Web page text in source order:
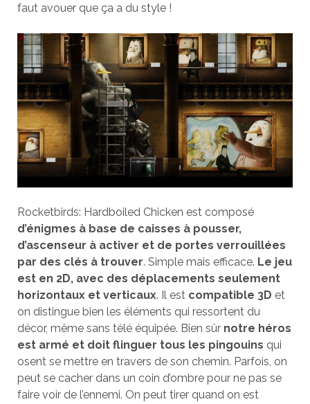
faut avouer que ça a du style !
Rocketbirds: Hardboiled Chicken est composé
d’énigmes à base de caisses à pousser,
d’ascenseur à activer et de portes verrouillées
par des clés à trouver. Simple mais efficace. Le jeu
est en 2D, avec des déplacements seulement
horizontaux et verticaux. Il est compatible 3D et
on distingue bien les éléments qui ressortent du
décor, même sans télé équipée. Bien sûr notre héros
est armé et doit flinguer tous les pingouins qui
osent se mettre en travers de son chemin. Parfois, on
peut se cacher dans un coin d’ombre pour ne pas se
faire voir de l’ennemi. On peut tirer quand on est